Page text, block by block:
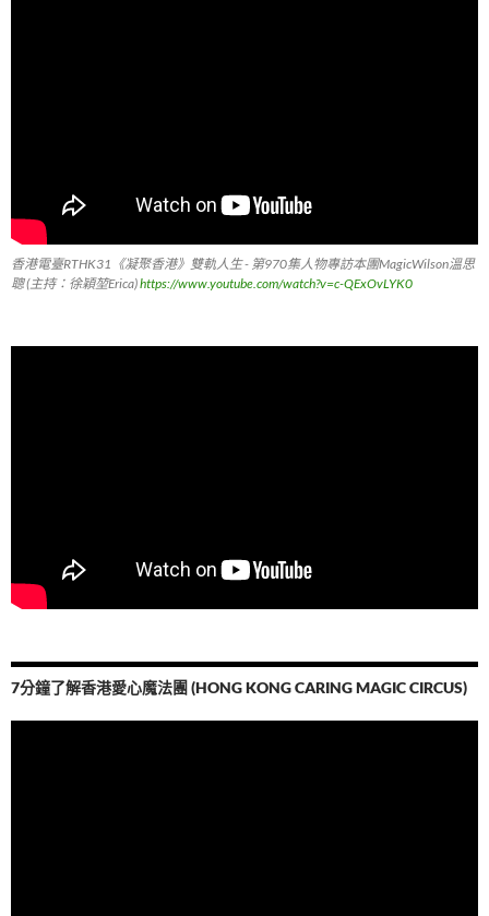
香港電臺RTHK31《凝聚香港》雙軌人生 - 第970集人物專訪本團MagicWilson溫思
聰 (主持：徐穎堃Erica)https://www.youtube.com/watch?v=c-QExOvLYK0
7分鐘了解香港愛心魔法團 (HONG KONG CARING MAGIC CIRCUS)